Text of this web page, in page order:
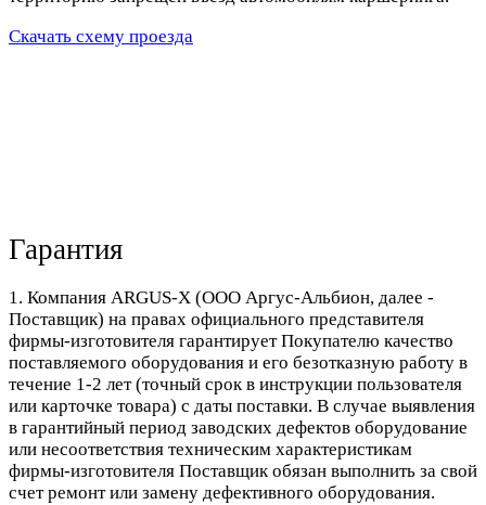
Скачать схему проезда
Гарантия
1. Компания ARGUS-X (ООО Аргус-Альбион, далее -
Поставщик) на правах официального представителя
фирмы-изготовителя гарантирует Покупателю качество
поставляемого оборудования и его безотказную работу в
течение 1-2 лет (точный срок в инструкции пользователя
или карточке товара) с даты поставки. В случае выявления
в гарантийный период заводских дефектов оборудование
или несоответствия техническим характеристикам
фирмы-изготовителя Поставщик обязан выполнить за свой
счет ремонт или замену дефективного оборудования.